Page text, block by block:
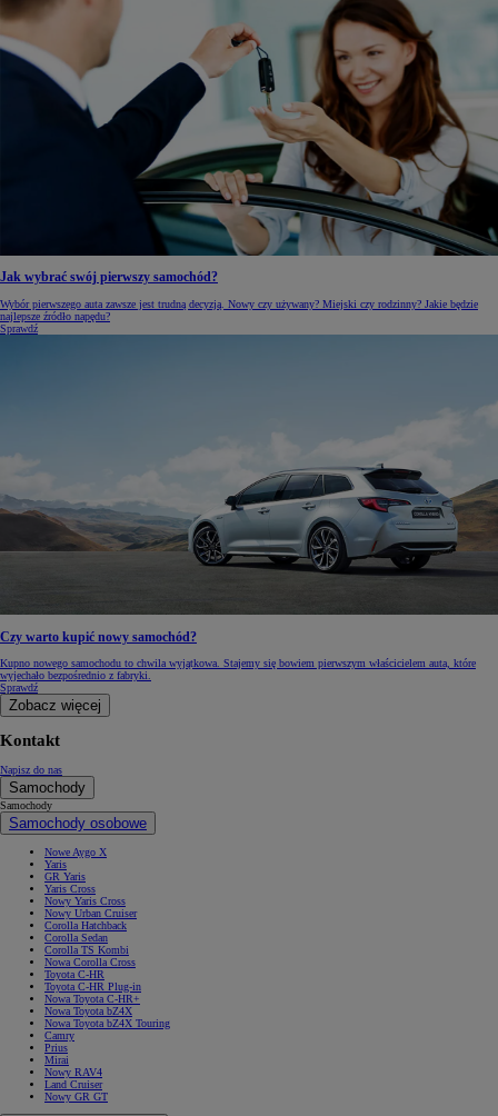
Jak wybrać swój pierwszy samochód?
Wybór pierwszego auta zawsze jest trudną decyzją. Nowy czy używany? Miejski czy rodzinny? Jakie będzie
najlepsze źródło napędu?
Sprawdź
Czy warto kupić nowy samochód?
Kupno nowego samochodu to chwila wyjątkowa. Stajemy się bowiem pierwszym właścicielem auta, które
wyjechało bezpośrednio z fabryki.
Sprawdź
Zobacz więcej
Kontakt
Napisz do nas
Samochody
Samochody
Samochody osobowe
Nowe Aygo X
Yaris
GR Yaris
Yaris Cross
Nowy Yaris Cross
Nowy Urban Cruiser
Corolla Hatchback
Corolla Sedan
Corolla TS Kombi
Nowa Corolla Cross
Toyota C-HR
Toyota C-HR Plug-in
Nowa Toyota C-HR+
Nowa Toyota bZ4X
Nowa Toyota bZ4X Touring
Camry
Prius
Mirai
Nowy RAV4
Land Cruiser
Nowy GR GT